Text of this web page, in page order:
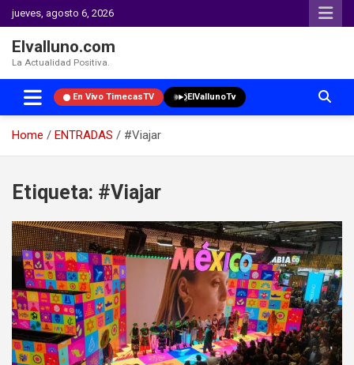
jueves, agosto 6, 2026
Elvalluno.com
La Actualidad Positiva.
En Vivo TimecasTV ElVallunoTv
Home ENTRADAS
#Viajar
content
Etiqueta: #Viajar